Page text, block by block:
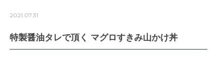
2021.07.31
特製醤油タレで頂く マグロすきみ山かけ丼